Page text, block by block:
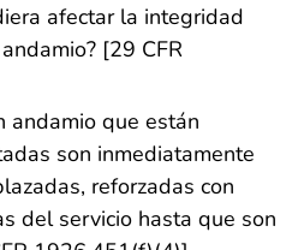
afectar la integridad
[29 CFR
andamio que están
son inmediatamente
reforzadas con
del servicio hasta que son